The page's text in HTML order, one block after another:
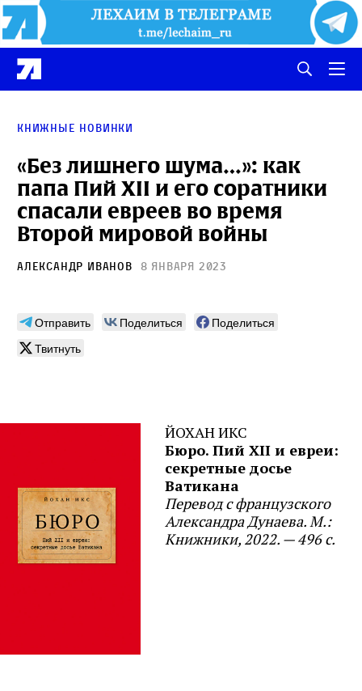
Книжные новинки
«Без лишнего шума…»: как
папа Пий XII и его соратники
спасали евреев во время
Второй мировой войны
Александр Иванов 8 января 2023
Отправить Поделиться
Поделиться
Твитнуть
ЙОХАН ИКС
Бюро. Пий XII и евреи:
секретные досье
Ватикана
Перевод с французского
Александра Дунаева. М.:
Книжники, 2022. — 496 с.